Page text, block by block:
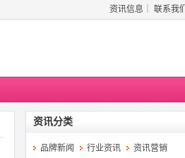
资讯信息 联系我们
资讯分类
品牌新闻 行业资讯 资讯营销